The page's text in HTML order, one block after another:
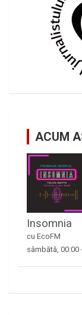
ACUM
Insomnia
cu EcoFM
sâmbătă, 00:00